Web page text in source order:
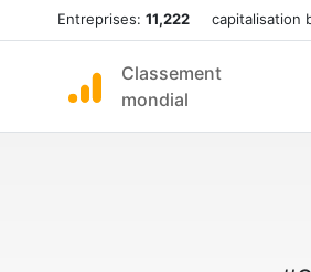
Entreprises: 11,222 capitalisation
Classement
mondial